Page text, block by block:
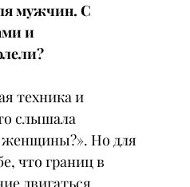
мужчин. С
и
техника и
слышала
женщины?». Но для
что границ в
двигаться